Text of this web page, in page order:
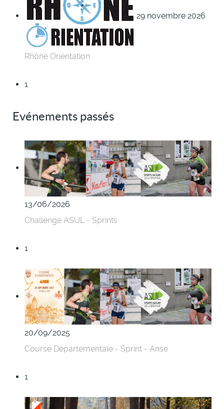
29 novembre 2026
Rhône Orientation
1
Evénements passés
13/06/2026
Challenge ASUL - Sprints
1
20/09/2025
Course Départementale - Sprint - Anse
1